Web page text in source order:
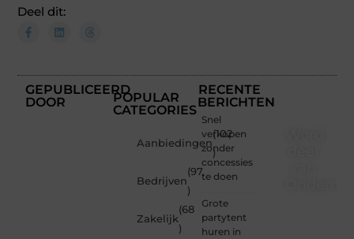
Deel dit:
GEPUBLICEERD
DOOR
POPULAR
CATEGORIES
Aanbiedingen
(102
)
Bedrijven
(97
)
Zakelijk
(68
)
RECENTE
BERICHTEN
Snel
verkopen
zonder
concessies
te doen
Grote
partytent
huren in